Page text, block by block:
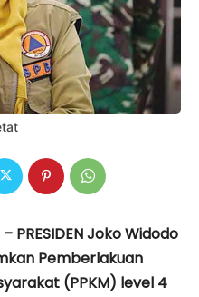
PRESIDEN Joko Widodo
Pemberlakuan
(PPKM) level 4